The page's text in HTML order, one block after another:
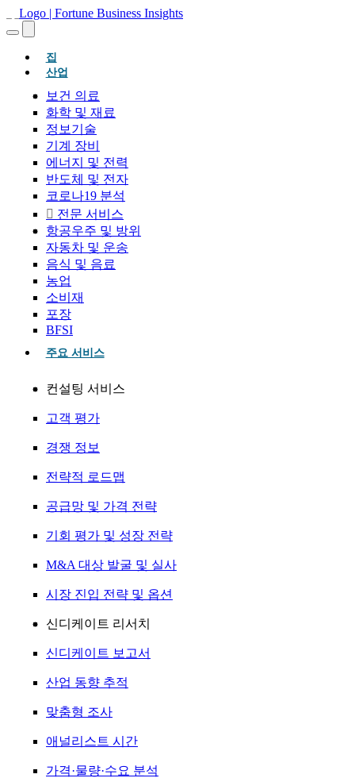
집(현재의)
산업
보건 의료
화학 및 재료
정보기술
기계 장비
에너지 및 전력
반도체 및 전자
코로나19 분석
전문 서비스
항공우주 및 방위
자동차 및 운송
음식 및 음료
농업
소비재
포장
BFSI
주요 서비스
컨설팅 서비스
고객 평가
경쟁 정보
전략적 로드맵
공급망 및 가격 전략
기회 평가 및 성장 전략
M&A 대상 발굴 및 실사
시장 진입 전략 및 옵션
신디케이트 리서치
신디케이트 보고서
산업 동향 추적
맞춤형 조사
애널리스트 시간
가격·물량·수요 분석